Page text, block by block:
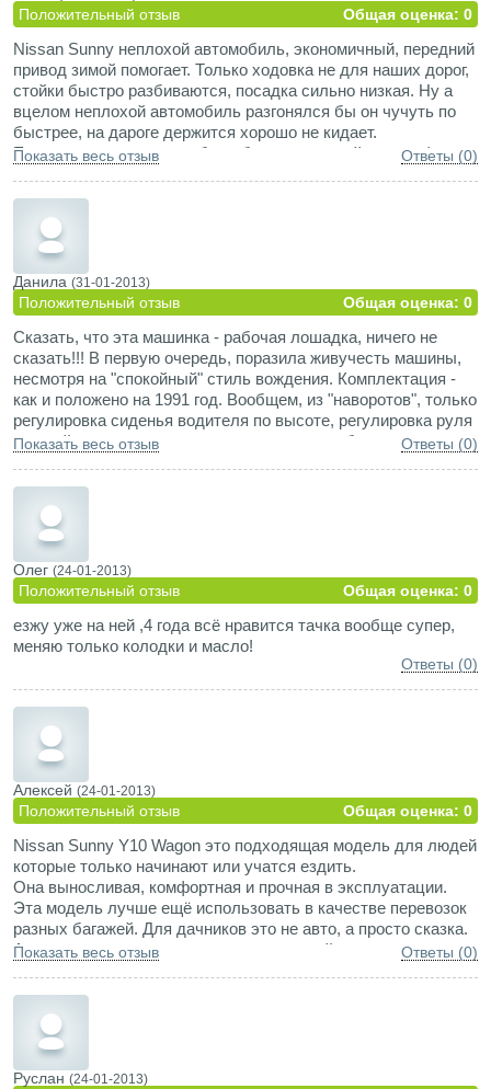
Положительный отзыв Общая оценка: 0
Nissan Sunny неплохой автомобиль, экономичный, передний
привод зимой помогает. Только ходовка не для наших дорог,
стойки быстро разбиваются, посадка сильно низкая. Ну а
вцелом неплохой автомобиль разгонялся бы он чучуть по
быстрее, на дароге держится хорошо не кидает.
Единственное много проблем было с заменой масла, фильтр
подберёшься.
Показать весь отзыв Ответы (0)
Данила (31-01-2013)
Положительный отзыв Общая оценка: 0
Сказать, что эта машинка - рабочая лошадка, ничего не
сказать!!! В первую очередь, поразила живучесть машины,
несмотря на "спокойный" стиль вождения. Комплектация -
как и положено на 1991 год. Вообщем, из "наворотов", только
регулировка сиденья водителя по высоте, регулировка руля
в одной плоскости, люк, ну и несколько удобных датчиков,
внутренний, крайне не прихотлив. В машине - ничего
лишнего.
Показать весь отзыв Ответы (0)
Олег (24-01-2013)
Положительный отзыв Общая оценка: 0
езжу уже на ней ,4 года всё нравится тачка вообще супер,
меняю только колодки и масло!
Ответы (0)
Алексей (24-01-2013)
Положительный отзыв Общая оценка: 0
Nissan Sunny Y10 Wagon это подходящая модель для людей
которые только начинают или учатся ездить.
Она выносливая, комфортная и прочная в эксплуатации.
Эта модель лучше ещё использовать в качестве перевозок
разных багажей. Для дачников это не авто, а просто сказка.
А главное запчасти на это авто можно найти где угодно и в
правильно подшаманить то будет ещё и шустрая!
Показать весь отзыв Ответы (0)
Руслан (24-01-2013)